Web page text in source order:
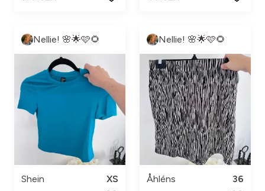
Nellie! 🌸🌟🩷🌻
Shein
XS
Nellie! 🌸🌟🩷🌻
Åhléns
36